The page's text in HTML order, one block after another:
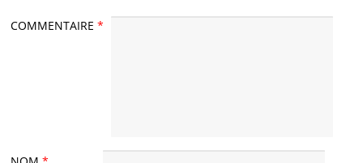
COMMENTAIRE*